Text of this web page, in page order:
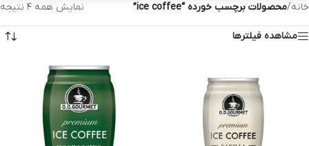
خانه/محصولات برچسب خورده “ice coffee” نمایش همه ۴ نتیجه
مشاهده فیلترها